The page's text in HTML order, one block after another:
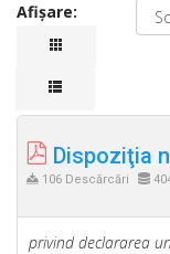
Afișare:
Dispoziţia
106 Descărcări
privind declararea